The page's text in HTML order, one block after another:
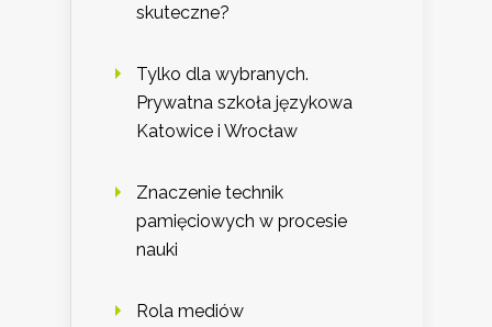
skuteczne?
Tylko dla wybranych.
Prywatna szkoła językowa
Katowice i Wrocław
Znaczenie technik
pamięciowych w procesie
nauki
Rola mediów